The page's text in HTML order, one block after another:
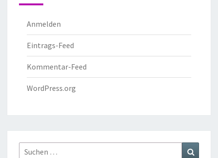
Anmelden
Eintrags-Feed
Kommentar-Feed
WordPress.org